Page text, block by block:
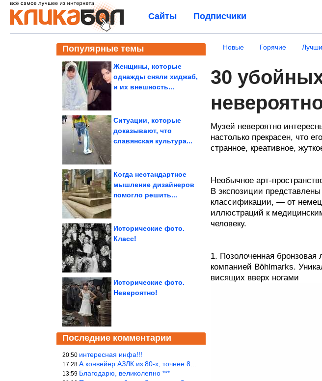
Сайты Подписчики
Популярные темы
Женщины, которые
однажды сняли хиджаб,
и их внешность...
Ситуации, которые
доказывают, что
славянская культура...
Когда нестандартное
мышление дизайнеров
помогло решить...
Исторические фото.
Класс!
Исторические фото.
Невероятно!
Последние комментарии
20:50 интересная инфа!!!
17:28 А конвейер АЗЛК из 80-х, точнее 86-87 годы. «Москвичи»-то из пер
13:59 Благодарю, великолепно ***
Новые Горячие
30
Музей невероятно
настолько прекрасен, что
странное, креативное,
Необычное арт-
В экспозиции
классификации, — от
иллюстраций к
человеку.
1. Позолоченная
компанией Böhlmarks.
висящих вверх ногами